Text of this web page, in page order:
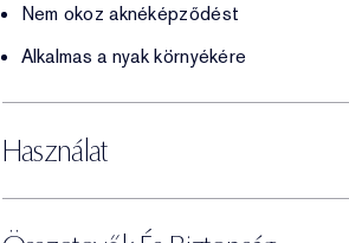
Nem okoz aknéképződést
Alkalmas a nyak környékére
Használat